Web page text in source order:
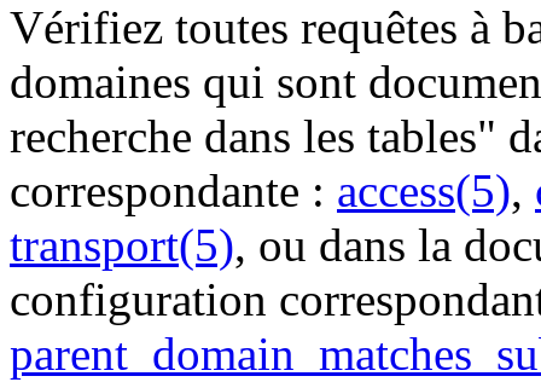
Vérifiez toutes requêtes à
domaines qui sont
recherche dans les tables"
correspondante : access(5),
transport(5), ou dans la
configuration